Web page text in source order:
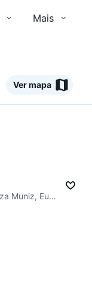
Mais
Ver mapa
R. Vereador Pedro de Souza Muniz, Europa